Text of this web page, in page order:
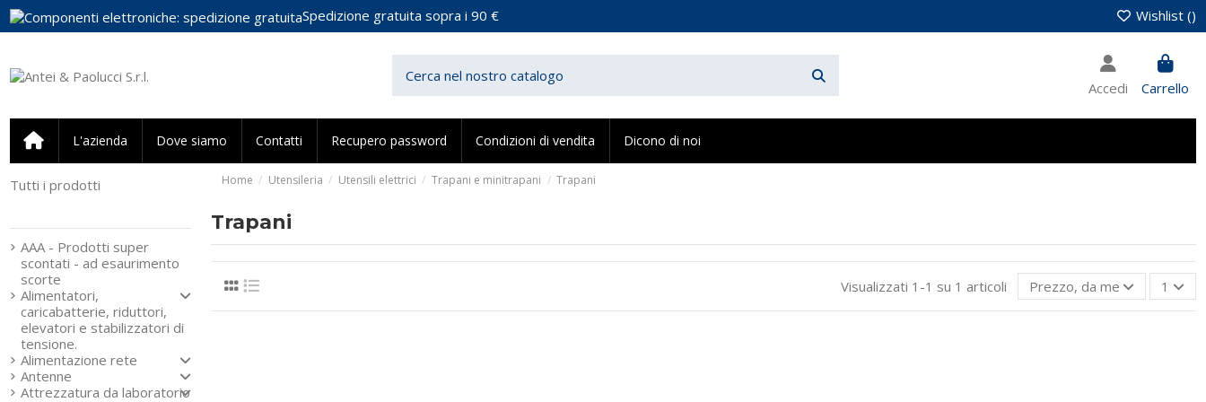
Spedizione gratuita sopra i 90 € Wishlist ()
Accedi Carrello
L'azienda Dove siamo Contatti Recupero password Condizioni di vendita Dicono di noi
Home Utensileria Utensili elettrici Trapani e minitrapani Trapani
Trapani
Visualizzati 1-1 su 1 articoli Prezzo, da meno caro a più
1
Tutti i prodotti
AAA - Prodotti super
scontati - ad esaurimento
scorte
Alimentatori,
caricabatterie, riduttori,
elevatori e stabilizzatori di
tensione.
Alimentazione rete
Antenne
Attrezzatura da laboratorio